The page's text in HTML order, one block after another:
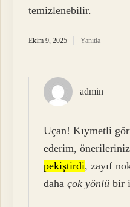
temizlenebilir.
Ekim 9, 2025 Yanıtla
admin
Uçan! Kıymetli
ederim, önerileriniz
pekiştirdi, zayıf
dahaçok yönlü bir